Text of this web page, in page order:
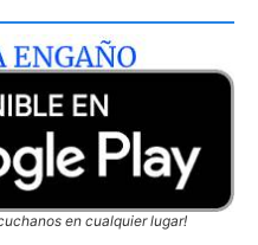
en cualquier lugar!